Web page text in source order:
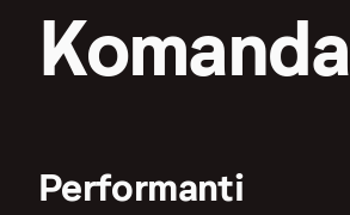
Komanda
Performanti